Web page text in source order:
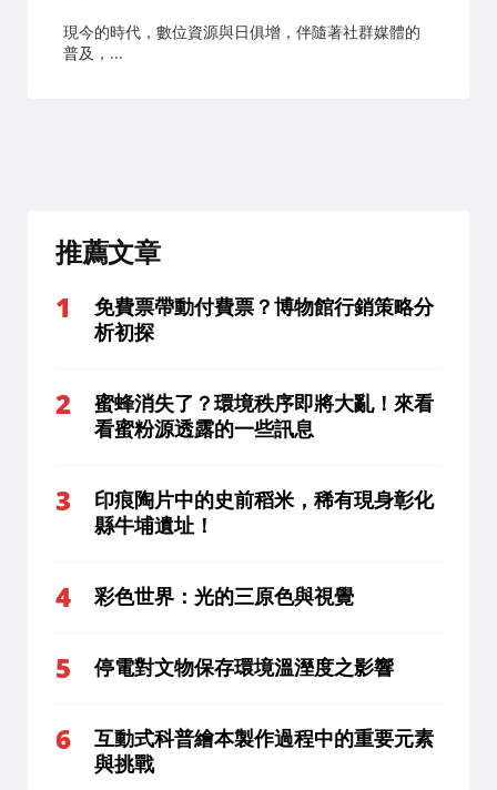
現今的時代，數位資源與日俱增，伴隨著社群媒體的
普及，...
推薦文章
免費票帶動付費票？博物館行銷策略分
析初探
蜜蜂消失了？環境秩序即將大亂！來看
看蜜粉源透露的一些訊息
印痕陶片中的史前稻米，稀有現身彰化
縣牛埔遺址！
彩色世界：光的三原色與視覺
停電對文物保存環境溫溼度之影響
互動式科普繪本製作過程中的重要元素
與挑戰